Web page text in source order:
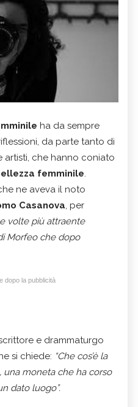
ha da sempre
da parte tanto di
che hanno coniato
femminile.
ne aveva il noto
Casanova, per
volte più attraente
Morfeo che dopo
dopo la pubblicità
e drammaturgo
si chiede: “Che cos’è la
una moneta che ha corso
dato luogo”.